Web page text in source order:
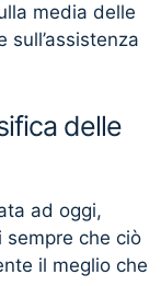
media delle
sull’assistenza
delle
ad oggi,
sempre che ciò
il meglio che